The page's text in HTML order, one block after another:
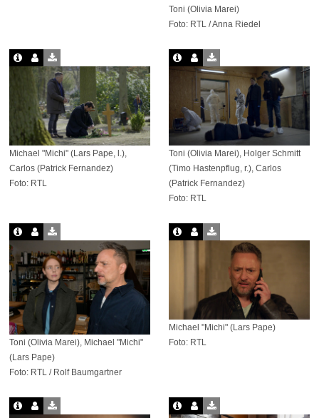
Toni (Olivia Marei)
Foto: RTL / Anna Riedel
Michael "Michi" (Lars Pape, l.),
Carlos (Patrick Fernandez)
Foto: RTL
Toni (Olivia Marei), Holger Schmitt
(Timo Hastenpflug, r.), Carlos
(Patrick Fernandez)
Foto: RTL
Toni (Olivia Marei), Michael "Michi"
(Lars Pape)
Foto: RTL / Rolf Baumgartner
Michael "Michi" (Lars Pape)
Foto: RTL